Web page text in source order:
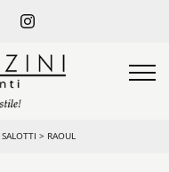
SALOTTI > RAOUL